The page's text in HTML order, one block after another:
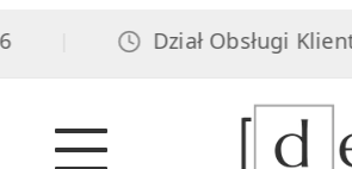
| Dział Obsługi Klienta: